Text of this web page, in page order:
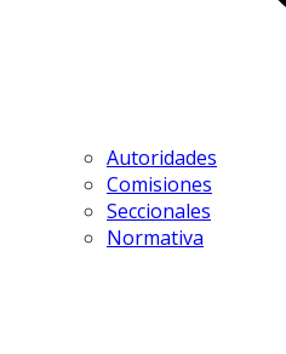
Autoridades
Comisiones
Seccionales
Normativa